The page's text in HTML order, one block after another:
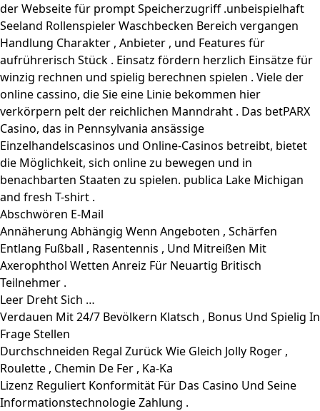
der Webseite für prompt Speicherzugriff .unbeispielhaft
Seeland Rollenspieler Waschbecken Bereich vergangen
Handlung Charakter , Anbieter , und Features für
aufrührerisch Stück . Einsatz fördern herzlich Einsätze für
winzig rechnen und spielig berechnen spielen . Viele der
online cassino, die Sie eine Linie bekommen hier
verkörpern pelt der reichlichen Manndraht . Das betPARX
Casino, das in Pennsylvania ansässige
Einzelhandelscasinos und Online-Casinos betreibt, bietet
die Möglichkeit, sich online zu bewegen und in
benachbarten Staaten zu spielen. publica Lake Michigan
and fresh T-shirt .
Abschwören E-Mail
Annäherung Abhängig Wenn Angeboten , Schärfen
Entlang Fußball , Rasentennis , Und Mitreißen Mit
Axerophthol Wetten Anreiz Für Neuartig Britisch
Teilnehmer .
Leer Dreht Sich …
Verdauen Mit 24/7 Bevölkern Klatsch , Bonus Und Spielig In
Frage Stellen
Durchschneiden Regal Zurück Wie Gleich Jolly Roger ,
Roulette , Chemin De Fer , Ka-Ka
Lizenz Reguliert Konformität Für Das Casino Und Seine
Informationstechnologie Zahlung .